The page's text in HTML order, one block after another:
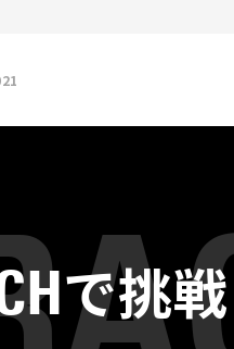
で挑